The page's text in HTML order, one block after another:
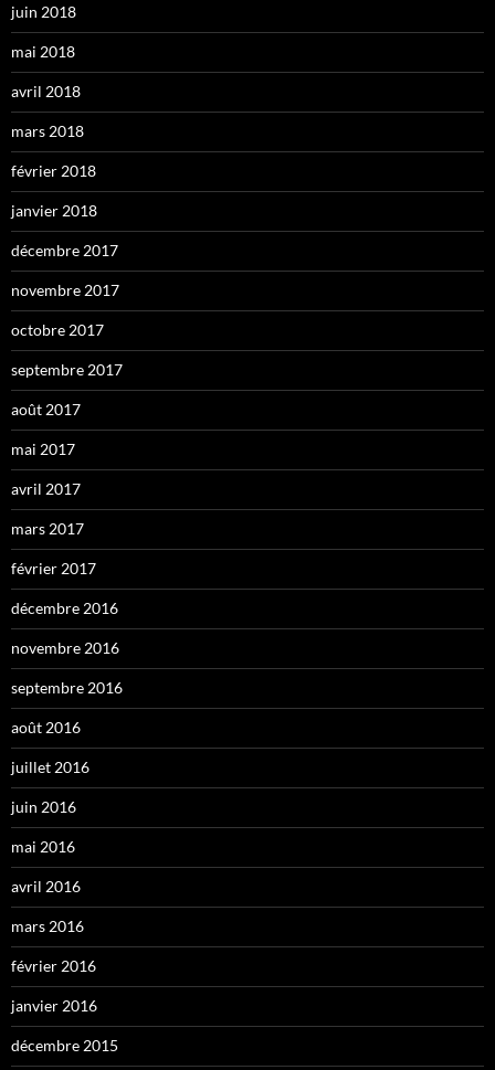
juin 2018
mai 2018
avril 2018
mars 2018
février 2018
janvier 2018
décembre 2017
novembre 2017
octobre 2017
septembre 2017
août 2017
mai 2017
avril 2017
mars 2017
février 2017
décembre 2016
novembre 2016
septembre 2016
août 2016
juillet 2016
juin 2016
mai 2016
avril 2016
mars 2016
février 2016
janvier 2016
décembre 2015